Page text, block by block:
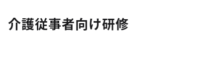
介護従事者向け研修